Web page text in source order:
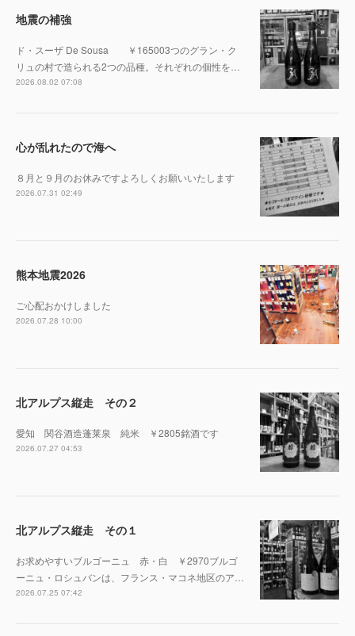
地震の補強
ド・スーザ De Sousa ￥165003つのグラン・ク
リュの村で造られる2つの品種。それぞれの個性を…
2026.08.02 07:08
心が乱れたので海へ
８月と９月のお休みですよろしくお願いいたします
2026.07.31 02:49
熊本地震2026
ご心配おかけしました
2026.07.28 10:00
北アルプス縦走 その２
愛知 関谷酒造蓬莱泉 純米 ￥2805銘酒です
2026.07.27 04:53
北アルプス縦走 その１
お求めやすいブルゴーニュ 赤・白 ￥2970ブルゴ
ーニュ・ロシュバンは、フランス・マコネ地区のア…
2026.07.25 07:42